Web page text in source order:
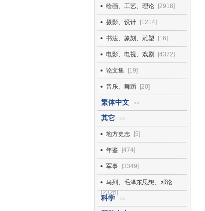
绘画、工艺、理论 [2918]
摄影、设计 [1214]
书法、篆刻、雕塑 [16]
电影、电视、戏剧 [4372]
论文集 [19]
音乐、舞蹈 [20]
繁体中文 >>
其它 >>
地方史志 [5]
年鉴 [474]
军事 [3349]
马列、毛泽东思想、邓论
[2326]
科学 >>